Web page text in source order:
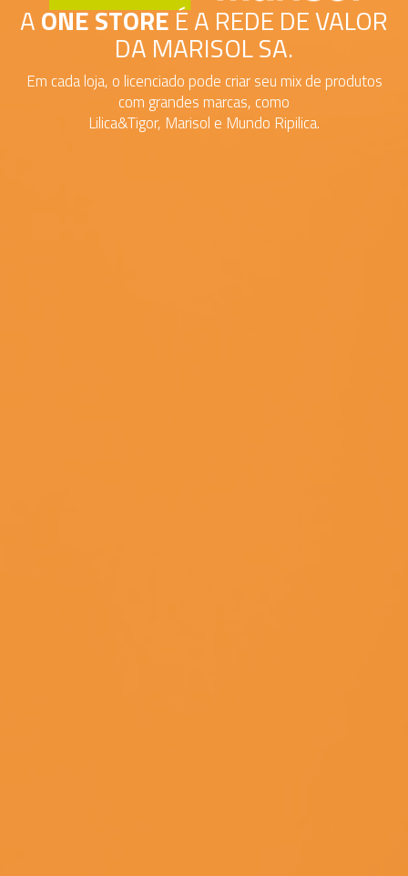
AONE STOREÉ A REDE DE VALOR
DA MARISOL SA.
Em cada loja, o licenciado pode criar seu mix de produtos
com grandes marcas, como
Lilica&Tigor, Marisol e Mundo Ripilica.